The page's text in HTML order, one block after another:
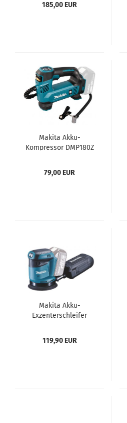
185,00 EUR
Makita Akku-
Kompressor DMP180Z
79,00 EUR
Makita Akku-
Exzenterschleifer
119,90 EUR